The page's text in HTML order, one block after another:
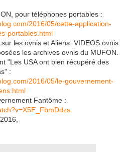
pour téléphones portables :
2016/05/cette-application-
portables.html
les ovnis et Aliens. VIDEOS ovnis
les archives ovnis du MUFON.
"Les USA ont bien récupéré des
:
2016/05/le-gouvernement-
Fantôme :